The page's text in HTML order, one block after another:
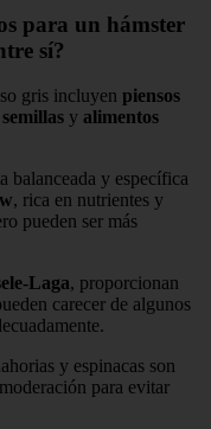
para un hámster
sí?
gris incluyen piensos
y alimentos
balanceada y específica
, rica en nutrientes y
pueden ser más
Laga, proporcionan
carecer de algunos
y espinacas son
para evitar